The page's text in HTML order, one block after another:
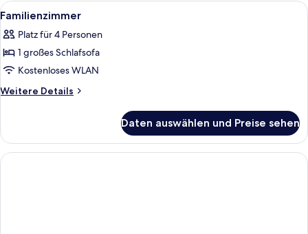
Queen-
Nichtraucher
Alle
Fotos
für
Familienzimmer
anzeigen
Ein Hotelzimmer mit einem großen
1
Familienzimmer
Platz für 4 Personen
1 großes Schlafsofa
Kostenloses WLAN
Weitere Details
Weitere
Daten auswählen und Preise sehen